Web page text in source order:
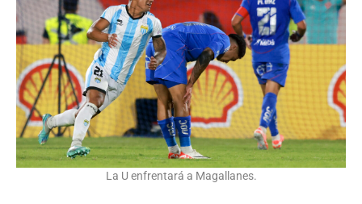
La U enfrentará a Magallanes.